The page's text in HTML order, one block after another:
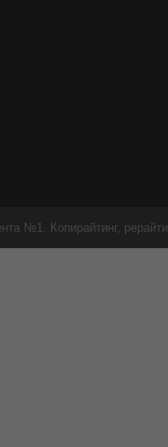
№1. Копирайтинг,